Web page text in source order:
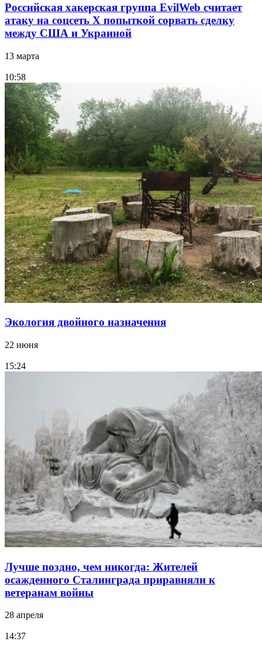
Российская хакерская группа EvilWeb считает
атаку на соцсеть Х попыткой сорвать сделку
между США и Украиной
13 марта
10:58
Экология двойного назначения
22 июня
15:24
Лучше поздно, чем никогда: Жителей
осажденного Сталинграда приравняли к
ветеранам войны
28 апреля
14:37